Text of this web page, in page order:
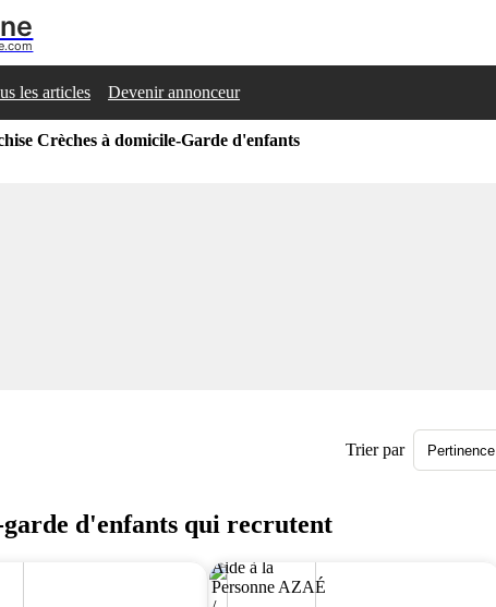
les articles Devenir annonceur
Crèches à domicile-Garde d'enfants
Trier par Pertinence
d'enfants qui recrutent